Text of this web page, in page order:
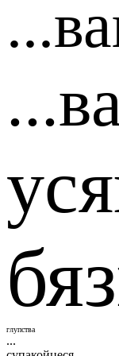
глупства
...